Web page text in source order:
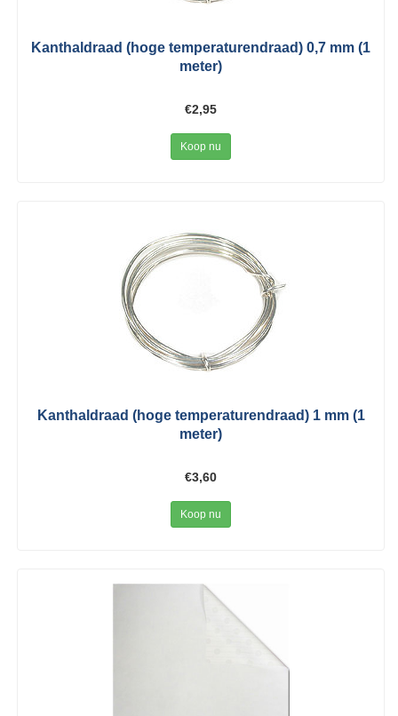
Kanthaldraad (hoge temperaturendraad) 0,7 mm (1
meter)
€2,95
Koop nu
Kanthaldraad (hoge temperaturendraad) 1 mm (1
meter)
€3,60
Koop nu